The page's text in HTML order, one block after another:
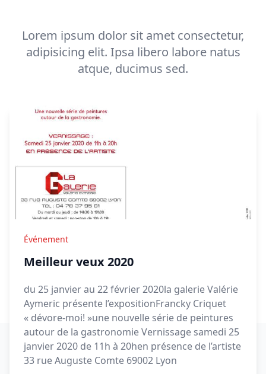
Lorem ipsum dolor sit amet consectetur,
adipisicing elit. Ipsa libero labore natus
atque, ducimus sed.
Événement
Meilleur veux 2020
du 25 janvier au 22 février 2020la galerie Valérie
Aymeric présente l’expositionFrancky Criquet
« dévore-moi! »une nouvelle série de peintures
autour de la gastronomie Vernissage samedi 25
janvier 2020 de 11h à 20hen présence de l’artiste
33 rue Auguste Comte 69002 Lyon